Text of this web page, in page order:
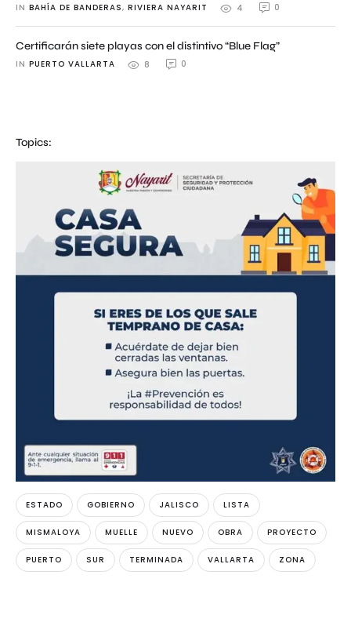
IN BAHÍA DE BANDERAS, RIVIERA NAYARIT 4 0
Certificarán siete playas con el distintivo “Blue Flag”
IN PUERTO VALLARTA 8 0
Topics:
ESTADO GOBIERNO JALISCO LISTA
MISMALOYA MUELLE NUEVO OBRA PROYECTO
PUERTO SUR TERMINADA VALLARTA ZONA